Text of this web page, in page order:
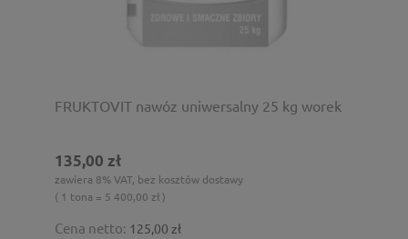
FRUKTOVIT nawóz uniwersalny 25 kg worek
135,00 zł
zawiera 8% VAT, bez kosztów dostawy
( 1 tona = 5 400,00 zł )
Cena netto: 125,00 zł